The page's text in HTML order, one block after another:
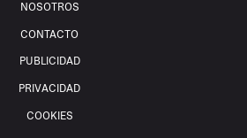
NOSOTROS
CONTACTO
PUBLICIDAD
PRIVACIDAD
COOKIES